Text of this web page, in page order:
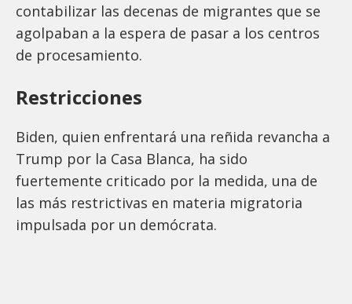
contabilizar las decenas de migrantes que se
agolpaban a la espera de pasar a los centros
de procesamiento.
Restricciones
Biden, quien enfrentará una reñida revancha a
Trump por la Casa Blanca, ha sido
fuertemente criticado por la medida, una de
las más restrictivas en materia migratoria
impulsada por un demócrata.